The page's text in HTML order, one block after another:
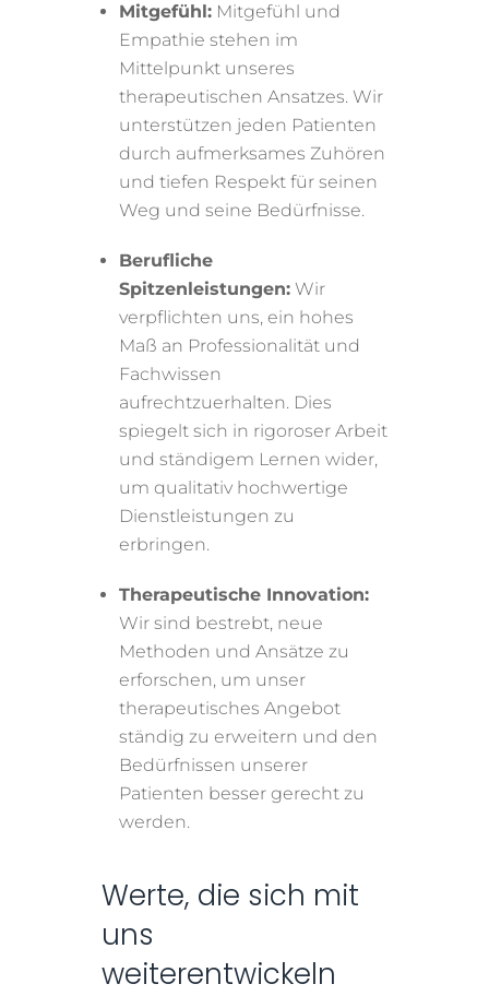
Mitgefühl:Mitgefühl und
Empathie stehen im
Mittelpunkt unseres
therapeutischen Ansatzes. Wir
unterstützen jeden Patienten
durch aufmerksames Zuhören
und tiefen Respekt für seinen
Weg und seine Bedürfnisse.
Berufliche
Spitzenleistungen:Wir
verpflichten uns, ein hohes
Maß an Professionalität und
Fachwissen
aufrechtzuerhalten. Dies
spiegelt sich in rigoroser Arbeit
und ständigem Lernen wider,
um qualitativ hochwertige
Dienstleistungen zu
erbringen.
Therapeutische Innovation:
Wir sind bestrebt, neue
Methoden und Ansätze zu
erforschen, um unser
therapeutisches Angebot
ständig zu erweitern und den
Bedürfnissen unserer
Patienten besser gerecht zu
werden.
Werte, die sich mit
uns
weiterentwickeln